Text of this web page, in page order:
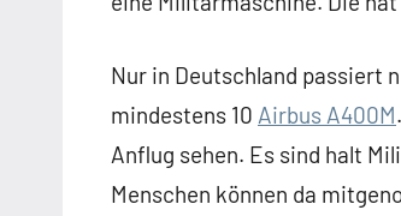
Nur in Deutschland passiert
mindestens 10 Airbus A400M
Anflug sehen. Es sind halt
Menschen können da